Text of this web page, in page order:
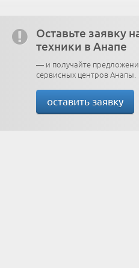
Оставьте заявку
техники в Анапе
— и получайте
сервисных центров Анапы.
оставить заявку